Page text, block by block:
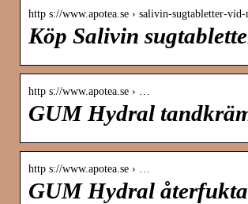
http s://www.apotea.se › salivin-sugtabletter-
Köp Salivin
http s://www.apotea.se › …
GUM Hydral
http s://www.apotea.se › …
GUM Hydral